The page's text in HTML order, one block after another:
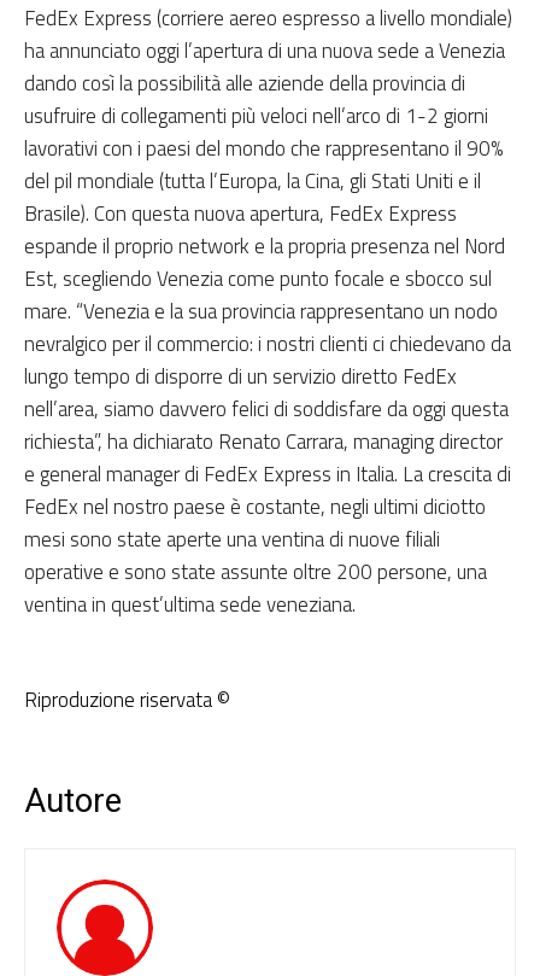
FedEx Express (corriere aereo espresso a livello mondiale)
ha annunciato oggi l’apertura di una nuova sede a Venezia
dando così la possibilità alle aziende della provincia di
usufruire di collegamenti più veloci nell’arco di 1-2 giorni
lavorativi con i paesi del mondo che rappresentano il 90%
del pil mondiale (tutta l’Europa, la Cina, gli Stati Uniti e il
Brasile). Con questa nuova apertura, FedEx Express
espande il proprio network e la propria presenza nel Nord
Est, scegliendo Venezia come punto focale e sbocco sul
mare. “Venezia e la sua provincia rappresentano un nodo
nevralgico per il commercio: i nostri clienti ci chiedevano da
lungo tempo di disporre di un servizio diretto FedEx
nell’area, siamo davvero felici di soddisfare da oggi questa
richiesta”, ha dichiarato Renato Carrara, managing director
e general manager di FedEx Express in Italia. La crescita di
FedEx nel nostro paese è costante, negli ultimi diciotto
mesi sono state aperte una ventina di nuove filiali
operative e sono state assunte oltre 200 persone, una
ventina in quest’ultima sede veneziana.
Riproduzione riservata ©
Autore